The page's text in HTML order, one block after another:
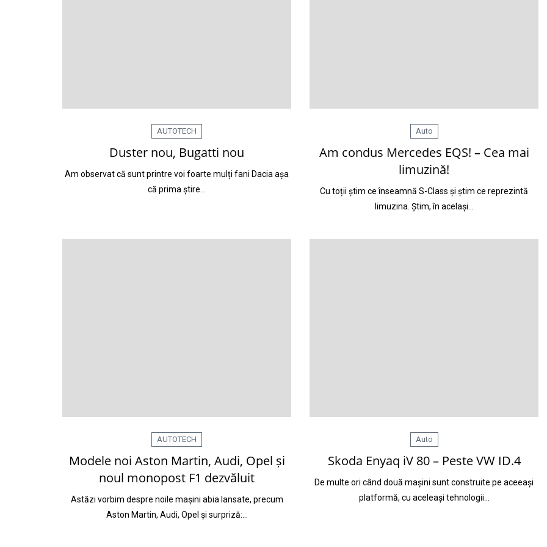
AUTOTECH
Duster nou, Bugatti nou
Am observat că sunt printre voi foarte mulți fani Dacia așa
că prima știre…
Auto
Am condus Mercedes EQS! – Cea mai
limuzină!
Cu toții știm ce înseamnă S-Class și știm ce reprezintă
limuzina. Știm, în același…
AUTOTECH
Modele noi Aston Martin, Audi, Opel și
noul monopost F1 dezvăluit
Astăzi vorbim despre noile mașini abia lansate, precum
Aston Martin, Audi, Opel și surpriză:…
Auto
Skoda Enyaq iV 80 – Peste VW ID.4
De multe ori când două mașini sunt construite pe aceeași
platformă, cu aceleași tehnologii…